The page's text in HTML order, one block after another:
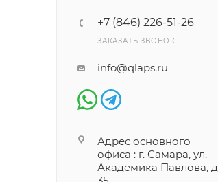
+7 (846) 226-51-26
ЗАКАЗАТЬ ЗВОНОК
info@qlaps.ru
Адрес основного
офиса : г. Самара, ул.
Академика Павлова,